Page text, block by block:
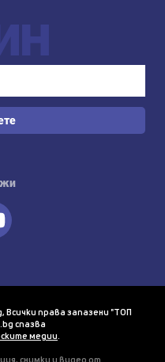
Всички права запазени "ТОП
спазва
медии.
снимки и видео от